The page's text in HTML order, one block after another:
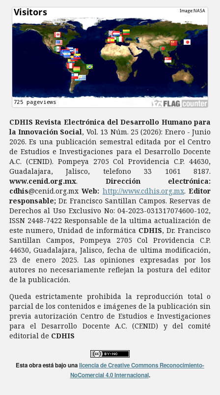
CDHIS Revista Electrónica del Desarrollo Humano para
la Innovación Social, Vol. 13 Núm. 25 (2026): Enero - Junio
2026. Es una publicación semestral editada por el Centro
de Estudios e Investigaciones para el Desarrollo Docente
A.C. (CENID). Pompeya 2705 Col Providencia C.P. 44630,
Guadalajara, Jalisco, telefono 33 1061 8187.
www.cenid.org.mx. Dirección electrónica:
cdhis@cenid.org.mxWeb: http://www.cdhis.org.mx. Editor
responsable;Dr. Francisco Santillan Campos. Reservas de
Derechos al Uso Exclusivo No: 04-2023-031317074600-102,
ISSN 2448-7422 Responsable de la ultima actualización de
este numero, Unidad de informática CDHIS, Dr. Francisco
Santillan Campos, Pompeya 2705 Col Providencia C.P.
44630, Guadalajara, Jalisco, fecha de ultima modificación,
23 de enero 2025. Las opiniones expresadas por los
autores no necesariamente reflejan la postura del editor
de la publicación.
Queda estrictamente prohibida la reproducción total o
parcial de los contenidos e imágenes de la publicación sin
previa autorización Centro de Estudios e Investigaciones
para el Desarrollo Docente A.C. (CENID) y del comité
editorial de CDHIS
Esta obra está bajo unalicencia de Creative Commons Reconocimiento-
NoComercial 4.0 Internacional.